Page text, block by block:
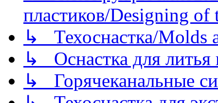
пластиков/Designing of
↳ Техоснастка/Molds
↳ Оснастка для литья
↳ Горячеканальные